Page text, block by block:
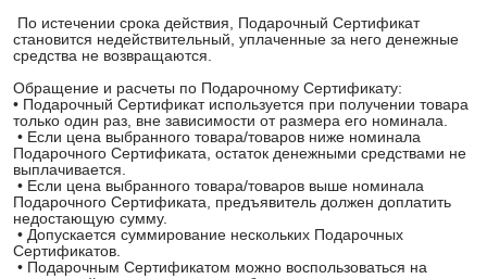
По истечении срока действия, Подарочный Сертификат
становится недействительный, уплаченные за него денежные
средства не возвращаются.
Обращение и расчеты по Подарочному Сертификату:
• Подарочный Сертификат используется при получении товара
только один раз, вне зависимости от размера его номинала.
• Если цена выбранного товара/товаров ниже номинала
Подарочного Сертификата, остаток денежными средствами не
выплачивается.
• Если цена выбранного товара/товаров выше номинала
Подарочного Сертификата, предъявитель должен доплатить
недостающую сумму.
• Допускается суммирование нескольких Подарочных
Сертификатов.
• Подарочным Сертификатом можно воспользоваться на